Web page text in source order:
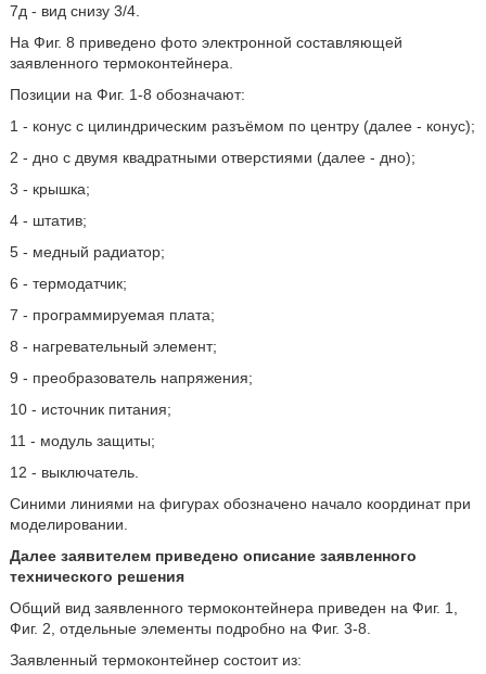
7д - вид снизу 3/4.
На Фиг. 8 приведено фото электронной составляющей
заявленного термоконтейнера.
Позиции на Фиг. 1-8 обозначают:
1 - конус с цилиндрическим разъёмом по центру (далее - конус);
2 - дно с двумя квадратными отверстиями (далее - дно);
3 - крышка;
4 - штатив;
5 - медный радиатор;
6 - термодатчик;
7 - программируемая плата;
8 - нагревательный элемент;
9 - преобразователь напряжения;
10 - источник питания;
11 - модуль защиты;
12 - выключатель.
Синими линиями на фигурах обозначено начало координат при
моделировании.
Далее заявителем приведено описание заявленного
технического решения
Общий вид заявленного термоконтейнера приведен на Фиг. 1,
Фиг. 2, отдельные элементы подробно на Фиг. 3-8.
Заявленный термоконтейнер состоит из: